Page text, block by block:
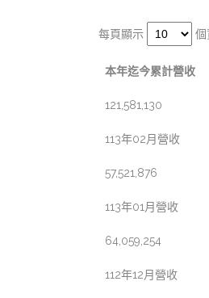
每頁顯示 個
本年迄今累計營收
121,581,130
113年02月營收
57,521,876
113年01月營收
64,059,254
112年12月營收